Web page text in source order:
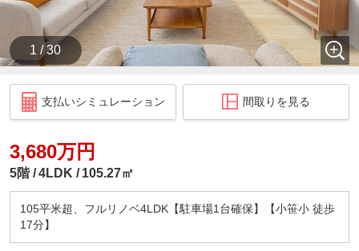
1 / 30
支払いシミュレーション 間取りを見る
3,680万円
5階 4LDK 105.27㎡
105平米超、フルリノベ4LDK【駐車場1台確保】【小笹小 徒歩
17分】